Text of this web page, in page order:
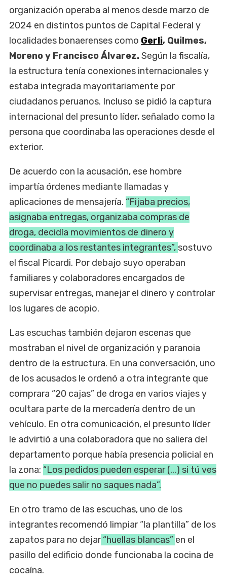
organización operaba al menos desde marzo de
2024 en distintos puntos de Capital Federal y
localidades bonaerenses como Gerli, Quilmes,
Moreno y Francisco Álvarez.Según la fiscalía,
la estructura tenía conexiones internacionales y
estaba integrada mayoritariamente por
ciudadanos peruanos. Incluso se pidió la captura
internacional del presunto líder, señalado como la
persona que coordinaba las operaciones desde el
exterior.
De acuerdo con la acusación, ese hombre
impartía órdenes mediante llamadas y
aplicaciones de mensajería. “Fijaba precios,
asignaba entregas, organizaba compras de
droga, decidía movimientos de dinero y
coordinaba a los restantes integrantes”, sostuvo
el fiscal Picardi. Por debajo suyo operaban
familiares y colaboradores encargados de
supervisar entregas, manejar el dinero y controlar
los lugares de acopio.
Las escuchas también dejaron escenas que
mostraban el nivel de organización y paranoia
dentro de la estructura. En una conversación, uno
de los acusados le ordenó a otra integrante que
comprara “20 cajas” de droga en varios viajes y
ocultara parte de la mercadería dentro de un
vehículo. En otra comunicación, el presunto líder
le advirtió a una colaboradora que no saliera del
departamento porque había presencia policial en
la zona: “Los pedidos pueden esperar (...) si tú ves
que no puedes salir no saques nada”.
En otro tramo de las escuchas, uno de los
integrantes recomendó limpiar “la plantilla” de los
zapatos para no dejar “huellas blancas” en el
pasillo del edificio donde funcionaba la cocina de
cocaína.